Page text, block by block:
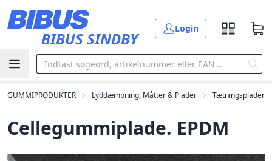
BIBUS SINDBY
Login
GUMMIPRODUKTER Lyddæmpning, Måtter & Plader Tætningsplader
Cellegummiplade. EPDM